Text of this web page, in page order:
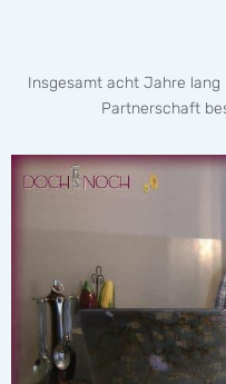
Insgesamt acht Jahre lang
Partnerschaft